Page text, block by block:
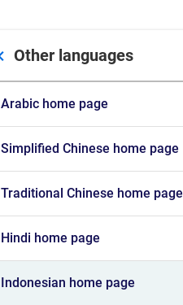
Other languages
Arabic home page
Simplified Chinese home page
Traditional Chinese home page
Hindi home page
Indonesian home page